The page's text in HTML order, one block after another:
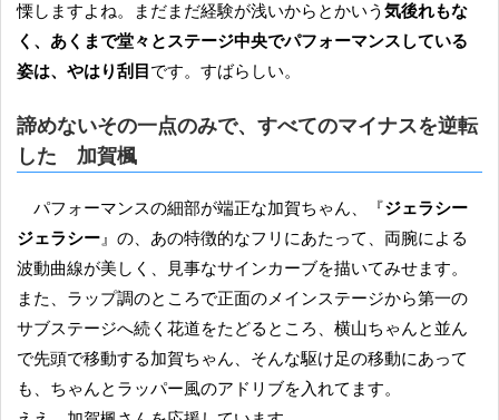
慄しますよね。まだまだ経験が浅いからとかいう 気後れもな
く、あくまで堂々とステージ中央でパフォーマンスしている
姿は、やはり刮目 です。すばらしい。
諦めないその一点のみで、すべてのマイナスを逆転
した 加賀楓
パフォーマンスの細部が端正な加賀ちゃん、『ジェラシー
ジェラシー 』の、あの特徴的なフリにあたって、両腕による
波動曲線が美しく、見事なサインカーブを描いてみせます。
また、ラップ調のところで正面のメインステージから第一の
サブステージへ続く花道をたどるところ、横山ちゃんと並ん
で先頭で移動する加賀ちゃん、そんな駆け足の移動にあって
も、ちゃんとラッパー風のアドリブを入れてます。